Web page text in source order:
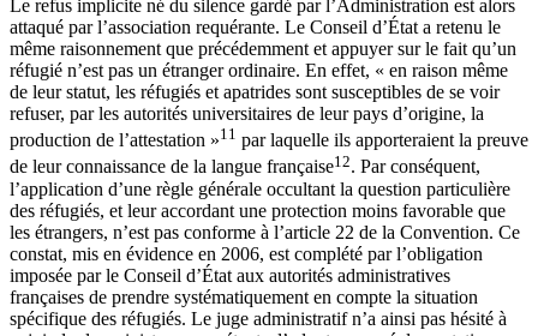
Le refus implicite né du silence gardé par l’Administration est alors
attaqué par l’association requérante. Le Conseil d’État a retenu le
même raisonnement que précédemment et appuyer sur le fait qu’un
réfugié n’est pas un étranger ordinaire. En effet, « en raison même
de leur statut, les réfugiés et apatrides sont susceptibles de se voir
refuser, par les autorités universitaires de leur pays d’origine, la
production de l’attestation »11 par laquelle ils apporteraient la preuve
de leur connaissance de la langue française12. Par conséquent,
l’application d’une règle générale occultant la question particulière
des réfugiés, et leur accordant une protection moins favorable que
les étrangers, n’est pas conforme à l’article 22 de la Convention. Ce
constat, mis en évidence en 2006, est complété par l’obligation
imposée par le Conseil d’État aux autorités administratives
françaises de prendre systématiquement en compte la situation
spécifique des réfugiés. Le juge administratif n’a ainsi pas hésité à